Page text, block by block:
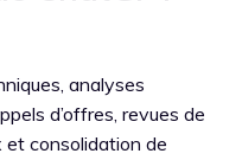
analyses
d’offres, revues de
et consolidation de